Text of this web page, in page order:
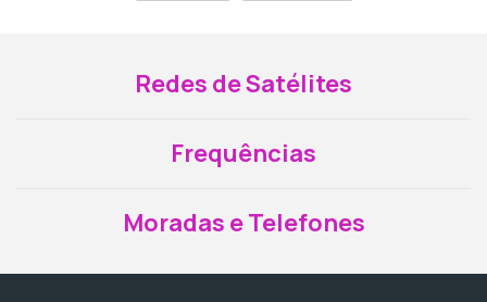
Redes de Satélites
Frequências
Moradas e Telefones